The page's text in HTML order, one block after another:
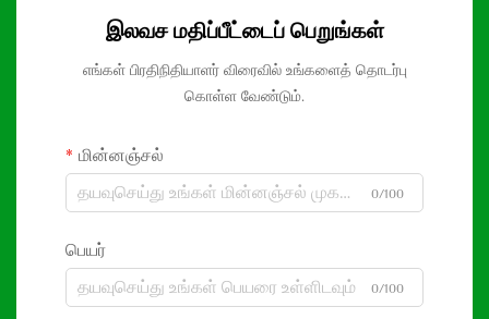
இலவச மதிப்பீட்டைப் பெறுங்கள்
எங்கள் பிரதிநிதியாளர் விரைவில் உங்களைத் தொடர்பு
கொள்ள வேண்டும்.
மின்னஞ்சல்
0/100
பெயர்
0/100